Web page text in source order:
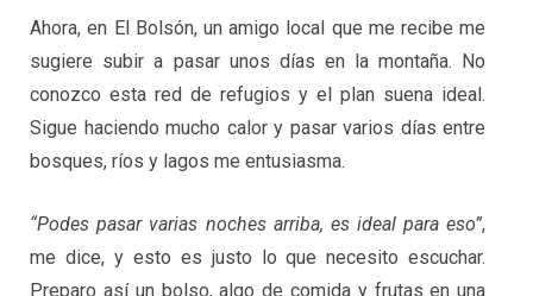
Ahora, en El Bolsón, un amigo local que me recibe me
sugiere subir a pasar unos días en la montaña. No
conozco esta red de refugios y el plan suena ideal.
Sigue haciendo mucho calor y pasar varios días entre
bosques, ríos y lagos me entusiasma.
“Podes pasar varias noches arriba, es ideal para eso”,
me dice, y esto es justo lo que necesito escuchar.
Preparo así un bolso, algo de comida y frutas en una